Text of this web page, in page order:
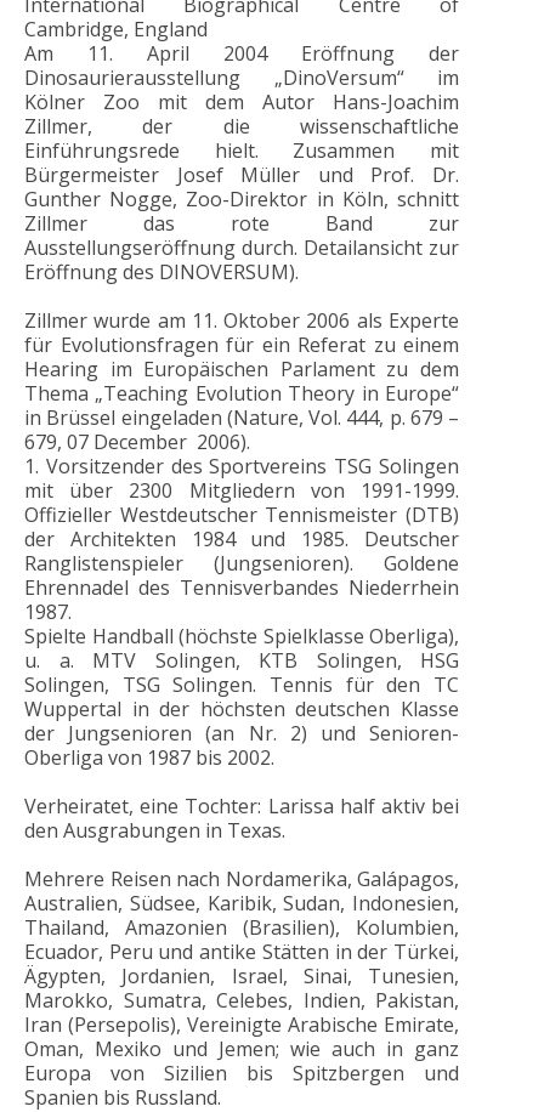
Cambridge, England
Am 11. April 2004 Eröffnung der
Dinosaurierausstellung „DinoVersum“ im
Kölner Zoo mit dem Autor Hans-Joachim
Zillmer, der die wissenschaftliche
Einführungsrede hielt. Zusammen mit
Bürgermeister Josef Müller und Prof. Dr.
Gunther Nogge, Zoo-Direktor in Köln, schnitt
Zillmer das rote Band zur
Ausstellungseröffnung durch. Detailansicht zur
Eröffnung des DINOVERSUM).
Zillmer wurde am 11. Oktober 2006 als Experte
für Evolutionsfragen für ein Referat zu einem
Hearing im Europäischen Parlament zu dem
Thema „Teaching Evolution Theory in Europe“
in Brüssel eingeladen (Nature, Vol. 444, p. 679 –
679, 07 December 2006).
1. Vorsitzender des Sportvereins TSG Solingen
mit über 2300 Mitgliedern von 1991-1999.
Offizieller Westdeutscher Tennismeister (DTB)
der Architekten 1984 und 1985. Deutscher
Ranglistenspieler (Jungsenioren). Goldene
Ehrennadel des Tennisverbandes Niederrhein
1987.
Spielte Handball (höchste Spielklasse Oberliga),
u. a. MTV Solingen, KTB Solingen, HSG
Solingen, TSG Solingen. Tennis für den TC
Wuppertal in der höchsten deutschen Klasse
der Jungsenioren (an Nr. 2) und Senioren-
Oberliga von 1987 bis 2002.
Verheiratet, eine Tochter: Larissa half aktiv bei
den Ausgrabungen in Texas.
Mehrere Reisen nach Nordamerika, Galápagos,
Australien, Südsee, Karibik, Sudan, Indonesien,
Thailand, Amazonien (Brasilien), Kolumbien,
Ecuador, Peru und antike Stätten in der Türkei,
Ägypten, Jordanien, Israel, Sinai, Tunesien,
Marokko, Sumatra, Celebes, Indien, Pakistan,
Iran (Persepolis), Vereinigte Arabische Emirate,
Oman, Mexiko und Jemen; wie auch in ganz
Europa von Sizilien bis Spitzbergen und
Spanien bis Russland.